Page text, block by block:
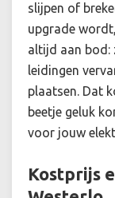
slijpen of
upgrade
altijd aan bod:
leidingen
plaatsen. Dat
beetje geluk
voor jouw
Kostprijs